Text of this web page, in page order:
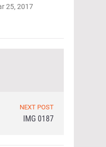
25, 2017
NEXT POST
IMG 0187